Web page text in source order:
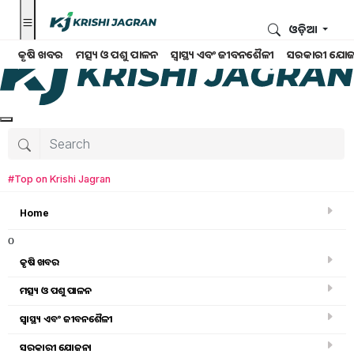
କୃଷି ଖବର ମତ୍ସ୍ୟ ଓ ପଶୁ ପାଳନ ସ୍ୱାସ୍ଥ୍ୟ ଏବଂ ଜୀବନଶୈଳୀ ସରକାରୀ
ଓଡ଼ିଆ
#Top on Krishi Jagran
Home
o
କୃଷି ଖବର
ମତ୍ସ୍ୟ ଓ ପଶୁ ପାଳନ
ସ୍ୱାସ୍ଥ୍ୟ ଏବଂ ଜୀବନଶୈଳୀ
ସରକାରୀ ଯୋଜନା
କୃଷି ଖବର